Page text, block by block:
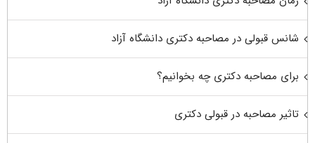
شانس قبولی در مصاحبه دکتری دانشگاه آزاد
برای مصاحبه دکتری چه بخوانیم؟
تاثیر مصاحبه در قبولی دکتری